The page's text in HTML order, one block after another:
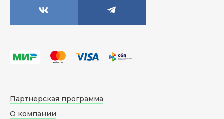
Партнерская программа
О компании